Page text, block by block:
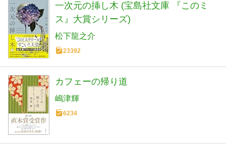
一次元の挿し木 (宝島社文庫 『このミ
ス』大賞シリーズ)
松下龍之介
23392
カフェーの帰り道
嶋津輝
6234